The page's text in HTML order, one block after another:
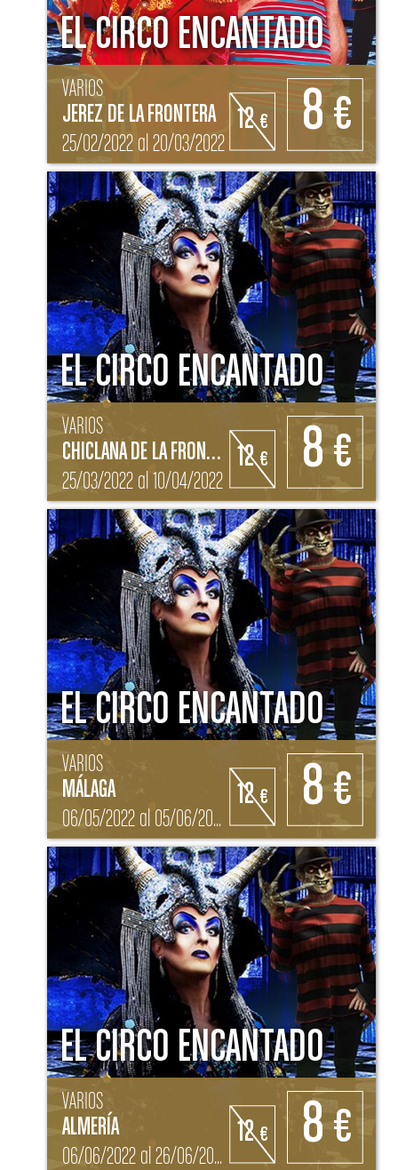
EL CIRCO ENCANTADO
VARIOS
JEREZ DE LA FRONTERA
25/02/2022 al 20/03/2022
12€ 8 €
EL CIRCO ENCANTADO
VARIOS
CHICLANA DE LA FRONTERA (CÁDIZ)
25/03/2022 al 10/04/2022
12€ 8 €
EL CIRCO ENCANTADO
VARIOS
MÁLAGA
06/05/2022 al 05/06/2022
12€ 8 €
EL CIRCO ENCANTADO
VARIOS
ALMERÍA
06/06/2022 al 26/06/2022
12€ 8 €